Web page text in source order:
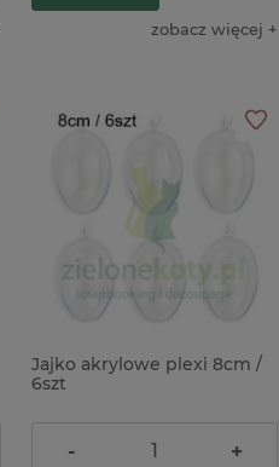
zobacz więcej
Jajko akrylowe plexi 8cm /
6szt
17,40 zł
- +